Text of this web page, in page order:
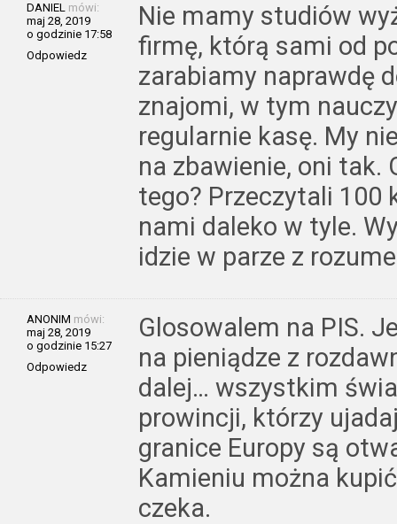
DANIEL mówi:
maj 28, 2019
o godzinie 17:58
Odpowiedz
Nie mamy studiów
firmę, którą sami od
zarabiamy naprawdę
znajomi, w tym
regularnie kasę. My
na zbawienie, oni tak.
tego? Przeczytali 100
nami daleko w tyle.
idzie w parze z
ANONIM mówi:
maj 28, 2019
o godzinie 15:27
Odpowiedz
Glosowalem na PIS.
na pieniądze z
dalej… wszystkim
prowincji, którzy
granice Europy są
Kamieniu można
czeka.